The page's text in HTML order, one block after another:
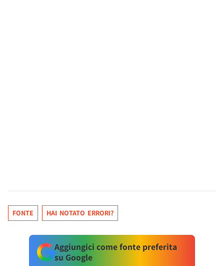
FONTE HAI NOTATO ERRORI?
Aggiungici come fonte preferita
su Google